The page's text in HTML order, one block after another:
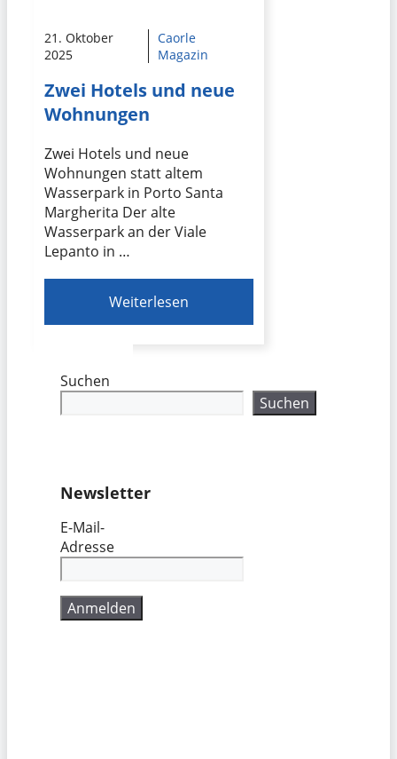
21. Oktober
2025
Caorle
Magazin
Zwei Hotels und neue
Wohnungen
Zwei Hotels und neue
Wohnungen statt altem
Wasserpark in Porto Santa
Margherita Der alte
Wasserpark an der Viale
Lepanto in …
Weiterlesen
Suchen
Suchen
Newsletter
E-Mail-
Adresse